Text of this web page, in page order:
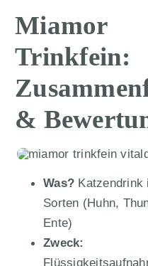
Miamor
Trinkfein:
&
Was? Katzendrink
Sorten (Huhn,
Ente)
Zweck: